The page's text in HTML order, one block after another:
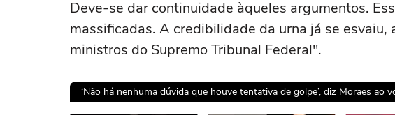
Deve-se dar continuidade àqueles argumentos.
massificadas. A credibilidade da urna já se esvaiu,
ministros do Supremo Tribunal Federal".
‘Não há nenhuma dúvida que houve tentativa de golpe’, diz Moraes ao